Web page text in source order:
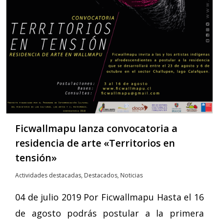
Ficwallmapu lanza convocatoria a
residencia de arte «Territorios en
tensión»
Actividades destacadas, Destacados, Noticias
04 de julio 2019 Por Ficwallmapu Hasta el 16
de agosto podrás postular a la primera